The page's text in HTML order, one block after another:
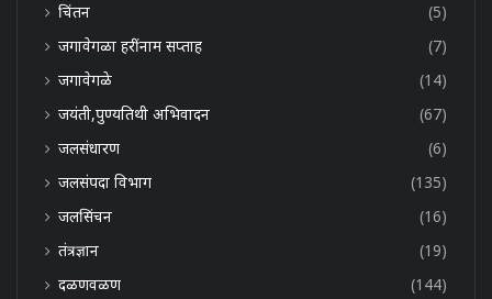
चिंतन
(5)
जगावेगळा हरींनाम सप्ताह
(7)
जगावेगळे
(14)
जयंती,पुण्यतिथी अभिवादन
(67)
जलसंधारण
(6)
जलसंपदा विभाग
(135)
जलसिंचन
(16)
तंत्रज्ञान
(19)
दळणवळण
(144)